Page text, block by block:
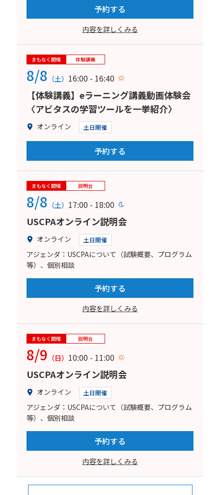
予約する
内容を詳しくみる
まもなく開催 体験講義
8/8 （土） 16:00 - 16:40
【体験講義】eラーニング講義動画体験会
〈アビタスの学習ツールを一挙紹介〉
オンライン 土日開催
予約する
まもなく開催 説明会
8/8 （土） 17:00 - 18:00
USCPAオンライン説明会
オンライン 土日開催
アジェンダ：USCPAについて（試験概要、プログラム
等）、個別相談
予約する
内容を詳しくみる
まもなく開催 説明会
8/9 （日） 10:00 - 11:00
USCPAオンライン説明会
オンライン 土日開催
アジェンダ：USCPAについて（試験概要、プログラム
等）、個別相談
予約する
内容を詳しくみる